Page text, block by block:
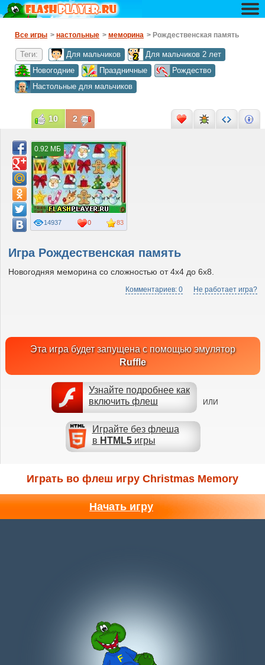
Все игры > настольные > меморина > Рождественская память
Теги: Для мальчиков
Для мальчиков 2 лет
Новогодние
Праздничные
Рождество
Настольные для мальчиков
Игра Рождественская память
Новогодняя меморина со сложностью от 4х4 до 6х8.
Комментариев: 0 Не работает игра?
Эта игра будет запущена с помощью эмулятор
Ruffle
Узнайте подробнее как
включить флеш
ИЛИ
Играйте без флеша
в HTML5игры
83
14937 0
0.92 МБ
10 2
Играть во флеш игру Christmas Memory
Начать игру